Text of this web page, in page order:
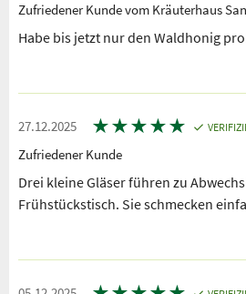
Zufriedener Kunde vom Kräuterhaus
Habe bis jetzt nur den Waldhonig
27.12.2025 ★★★★★
Zufriedener Kunde
Drei kleine Gläser führen zu
Frühstückstisch. Sie schmecken